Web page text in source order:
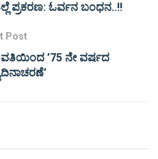
ಪ್ರಕರಣ: ಓರ್ವನ ಬಂಧನ..!!
Post
ವತಿಯಿಂದ ’75 ನೇ ವರ್ಷದ